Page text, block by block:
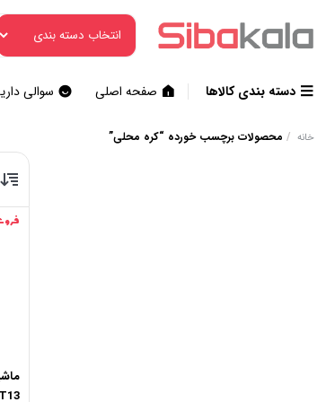
دسته بندی کالاها صفحه اصلی سوالی
خانه / محصولات برچسب خورده “کره محلی”
T13